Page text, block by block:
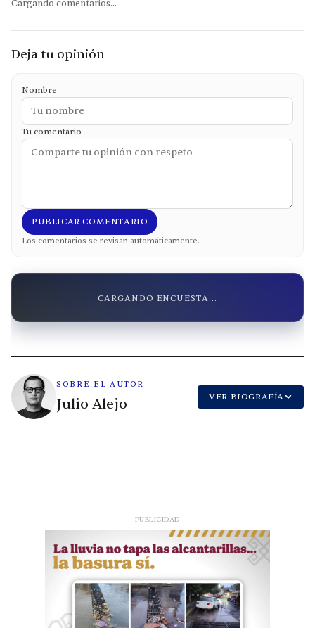
Cargando comentarios...
Deja tu opinión
Nombre
Tu comentario
PUBLICAR COMENTARIO
Los comentarios se revisan automáticamente.
CARGANDO ENCUESTA...
SOBRE EL AUTOR
Julio Alejo VER BIOGRAFÍA
PUBLICIDAD